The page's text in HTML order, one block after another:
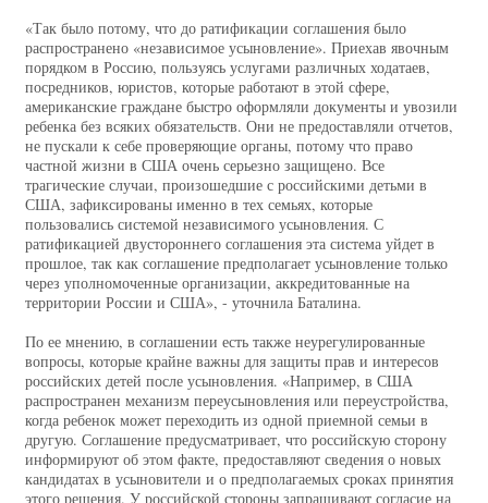
«Так было потому, что до ратификации соглашения было
распространено «независимое усыновление». Приехав явочным
порядком в Россию, пользуясь услугами различных ходатаев,
посредников, юристов, которые работают в этой сфере,
американские граждане быстро оформляли документы и увозили
ребенка без всяких обязательств. Они не предоставляли отчетов,
не пускали к себе проверяющие органы, потому что право
частной жизни в США очень серьезно защищено. Все
трагические случаи, произошедшие с российскими детьми в
США, зафиксированы именно в тех семьях, которые
пользовались системой независимого усыновления. С
ратификацией двустороннего соглашения эта система уйдет в
прошлое, так как соглашение предполагает усыновление только
через уполномоченные организации, аккредитованные на
территории России и США», - уточнила Баталина.
По ее мнению, в соглашении есть также неурегулированные
вопросы, которые крайне важны для защиты прав и интересов
российских детей после усыновления. «Например, в США
распространен механизм переусыновления или переустройства,
когда ребенок может переходить из одной приемной семьи в
другую. Соглашение предусматривает, что российскую сторону
информируют об этом факте, предоставляют сведения о новых
кандидатах в усыновители и о предполагаемых сроках принятия
этого решения. У российской стороны запрашивают согласие на